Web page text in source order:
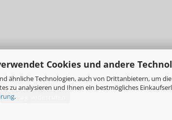
Cookies und andere
ähnliche Technologien, auch von Drittanbietern, um
zu analysieren und Ihnen ein bestmögliches
.
Vertrag widerrufen